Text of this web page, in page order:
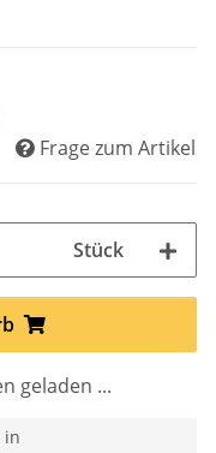
Frage zum Artikel
Stück
geladen ...
in